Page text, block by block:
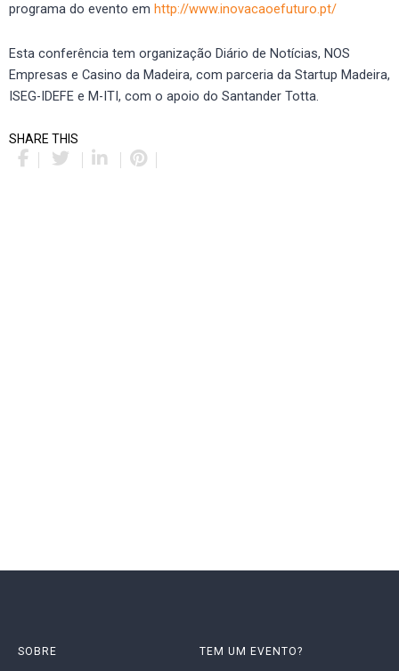
programa do evento em http://www.inovacaoefuturo.pt/
Esta conferência tem organização Diário de Notícias, NOS
Empresas e Casino da Madeira, com parceria da Startup Madeira,
ISEG-IDEFE e M-ITI, com o apoio do Santander Totta.
SHARE THIS
SOBRE TEM UM EVENTO?